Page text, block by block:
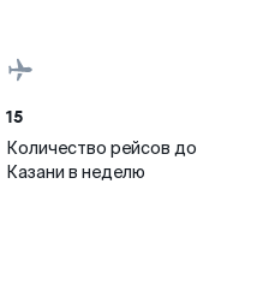
15
Количество рейсов до
Казани в неделю